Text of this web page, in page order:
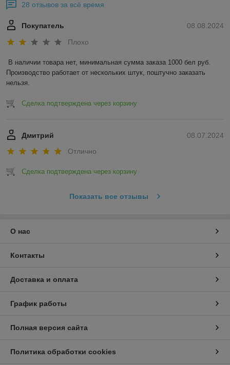
28 отзывов за всё время
08.08.2024
Покупатель
Плохо
В наличии товара нет, минимальная сумма заказа 1000 бел руб.
Производство работает от нескольких штук, поштучно заказать
нельзя.
Сделка подтверждена через корзину
08.07.2024
Дмитрий
Отлично
Сделка подтверждена через корзину
Показать все отзывы
О нас
Контакты
Доставка и оплата
График работы
Полная версия сайта
Политика обработки cookies